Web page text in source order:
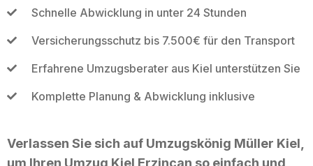
Schnelle Abwicklung in unter 24 Stunden
Versicherungsschutz bis 7.500€ für den Transport
Erfahrene Umzugsberater aus Kiel unterstützen Sie
Komplette Planung & Abwicklung inklusive
Verlassen Sie sich auf Umzugskönig Müller Kiel,
um Ihren Umzug Kiel Erzincan so einfach und